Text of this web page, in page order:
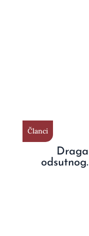
Članci